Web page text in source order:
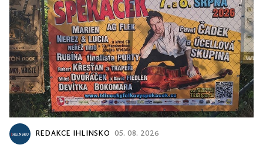
REDAKCE IHLINSKO 05. 08. 2026